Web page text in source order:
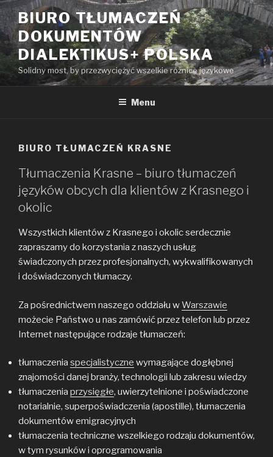
Przeskocz
do
treści
BIURO TŁUMACZEŃ
DOKUMENTÓW
DIALEKTIKUS+ POLSKA
Solidny most, by przezwyciężyć wszelkie różnice językowe
Menu
BIURO TŁUMACZEŃ KRASNE
Tłumaczenia Krasne – biuro tłumaczeń
języków obcych dla klientów z Krasnego i
okolic
Wszystkich klientów z Krasnego i okolic serdecznie
zapraszamy do korzystania z naszych usług
świadczonych przez profesjonalnych, wykwalifikowanych
i doświadczonych tłumaczy.
Za pośrednictwem naszego oddziału wWarszawie
możecie Państwo u nas zamówić przez telefon lub przez
Internet następujące rodzaje tłumaczeń:
tłumaczenia specjalistyczne wymagające dogłębnej
znajomości danej branży, technologii lub zakresu wiedzy
tłumaczenia przysięgłe, uwierzytelnione i poświadczone
notarialnie, superpoświadczenia (apostille), tłumaczenia
dokumentów emigracyjnych
tłumaczenia techniczne wszelkiego rodzaju dokumentów,
w tym rysunków i oprogramowania